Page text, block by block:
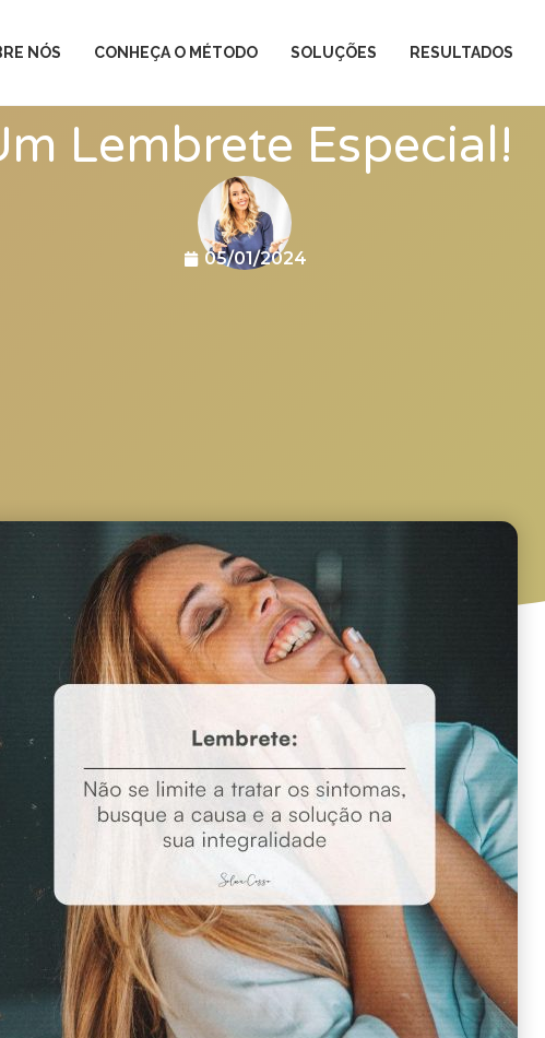
NÓS CONHEÇA O MÉTODO SOLUÇÕES RESULTADOS
Lembrete Especial!
05/01/2024